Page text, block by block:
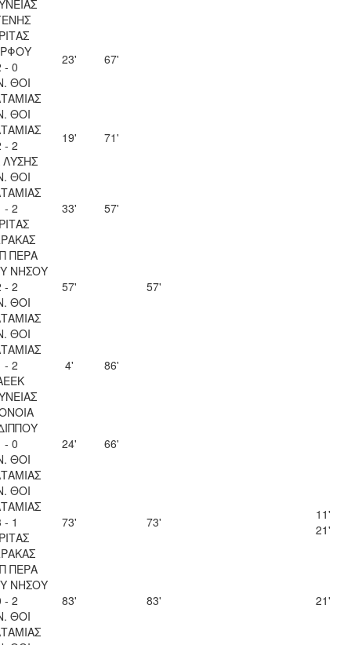
- 0
ΘΟΙ
23' 67'
ΘΟΙ
- 2
ΛΥΣΗΣ
19' 71'
ΘΟΙ
- 2
33' 57'
ΠΕΡΑ
ΝΗΣΟΥ
- 2
ΘΟΙ
57' 57'
ΘΟΙ
- 2
4' 86'
- 0
ΘΟΙ
24' 66'
ΘΟΙ
- 1
73' 73'
11'
21'
ΠΕΡΑ
ΝΗΣΟΥ
- 2
ΘΟΙ
83' 83' 21'